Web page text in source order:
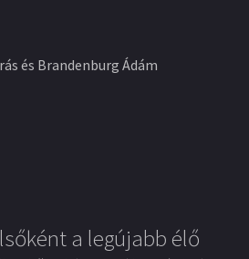
és Brandenburg Ádám
a legújabb élő